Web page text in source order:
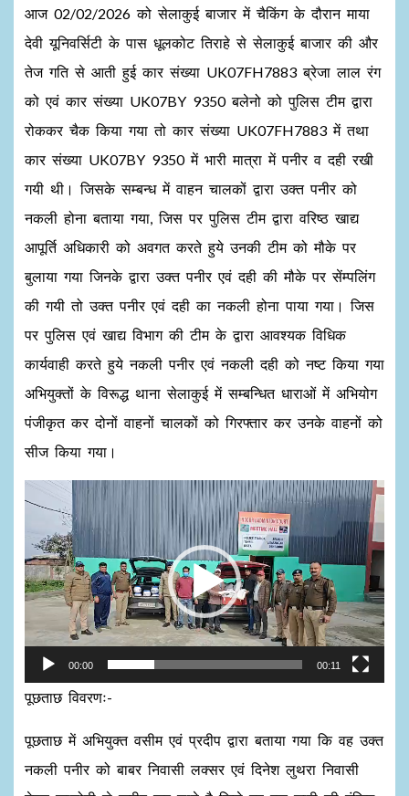
आज 02/02/2026 को सेलाकुई बाजार में चैकिंग के दौरान माया
देवी यूनिवर्सिटी के पास धूलकोट तिराहे से सेलाकुई बाजार की और
तेज गति से आती हुई कार संख्या UK07FH7883 ब्रेजा लाल रंग
को एवं कार संख्या UK07BY 9350 बलेनो को पुलिस टीम द्वारा
रोककर चैक किया गया तो कार संख्या UK07FH7883 में तथा
कार संख्या UK07BY 9350 में भारी मात्रा में पनीर व दही रखी
गयी थी। जिसके सम्बन्ध में वाहन चालकों द्वारा उक्त पनीर को
नकली होना बताया गया, जिस पर पुलिस टीम द्वारा वरिष्ठ खाद्य
आपूर्ति अधिकारी को अवगत करते हुये उनकी टीम को मौके पर
बुलाया गया जिनके द्वारा उक्त पनीर एवं दही की मौके पर सेंम्पलिंग
की गयी तो उक्त पनीर एवं दही का नकली होना पाया गया। जिस
पर पुलिस एवं खाद्य विभाग की टीम के द्वारा आवश्यक विधिक
कार्यवाही करते हुये नकली पनीर एवं नकली दही को नष्ट किया गया
अभियुक्तों के विरूद्ध थाना सेलाकुई में सम्बन्धित धाराओं में अभियोग
पंजीकृत कर दोनों वाहनों चालकों को गिरफ्तार कर उनके वाहनों को
सीज किया गया।
00:00 00:11
पूछताछ विवरणः-
पूछताछ में अभियुक्त वसीम एवं प्रदीप द्वारा बताया गया कि वह उक्त
नकली पनीर को बाबर निवासी लक्सर एवं दिनेश लुथरा निवासी